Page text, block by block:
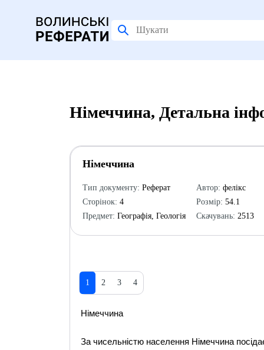
Німеччина, Детальна
Німеччина
Тип документу: Реферат
Сторінок: 4
Предмет: Географія, Геологія
Автор: фелікс
Розмір: 54.1
Скачувань: 2513
1 2 3 4
Німеччина
За чисельністю населення Німеччина